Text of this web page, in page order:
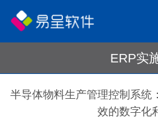
ERP实
半导体物料生产管理控制系统
效的数字化